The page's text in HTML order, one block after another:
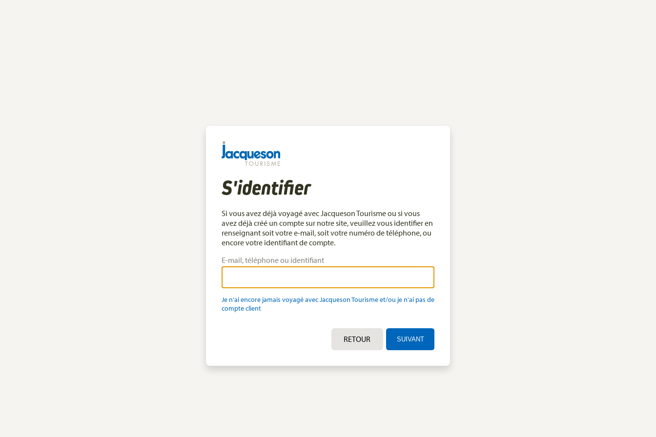
S'identifier
Si vous avez déjà voyagé avec Jacqueson Tourisme ou si vous
avez déjà créé un compte sur notre site, veuillez vous identifier en
renseignant soit votre e-mail, soit votre numéro de téléphone, ou
encore votre identifiant de compte.
E-mail, téléphone ou identifiant
Je n'ai encore jamais voyagé avec Jacqueson Tourisme et/ou je n'ai pas de
compte client
RETOUR